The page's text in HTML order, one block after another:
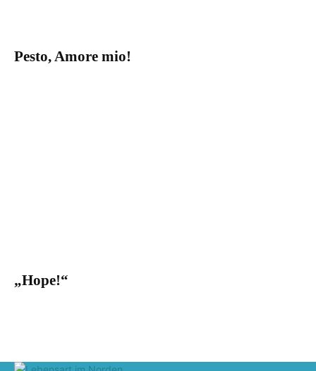
Pesto, Amore mio!
„Hope!“